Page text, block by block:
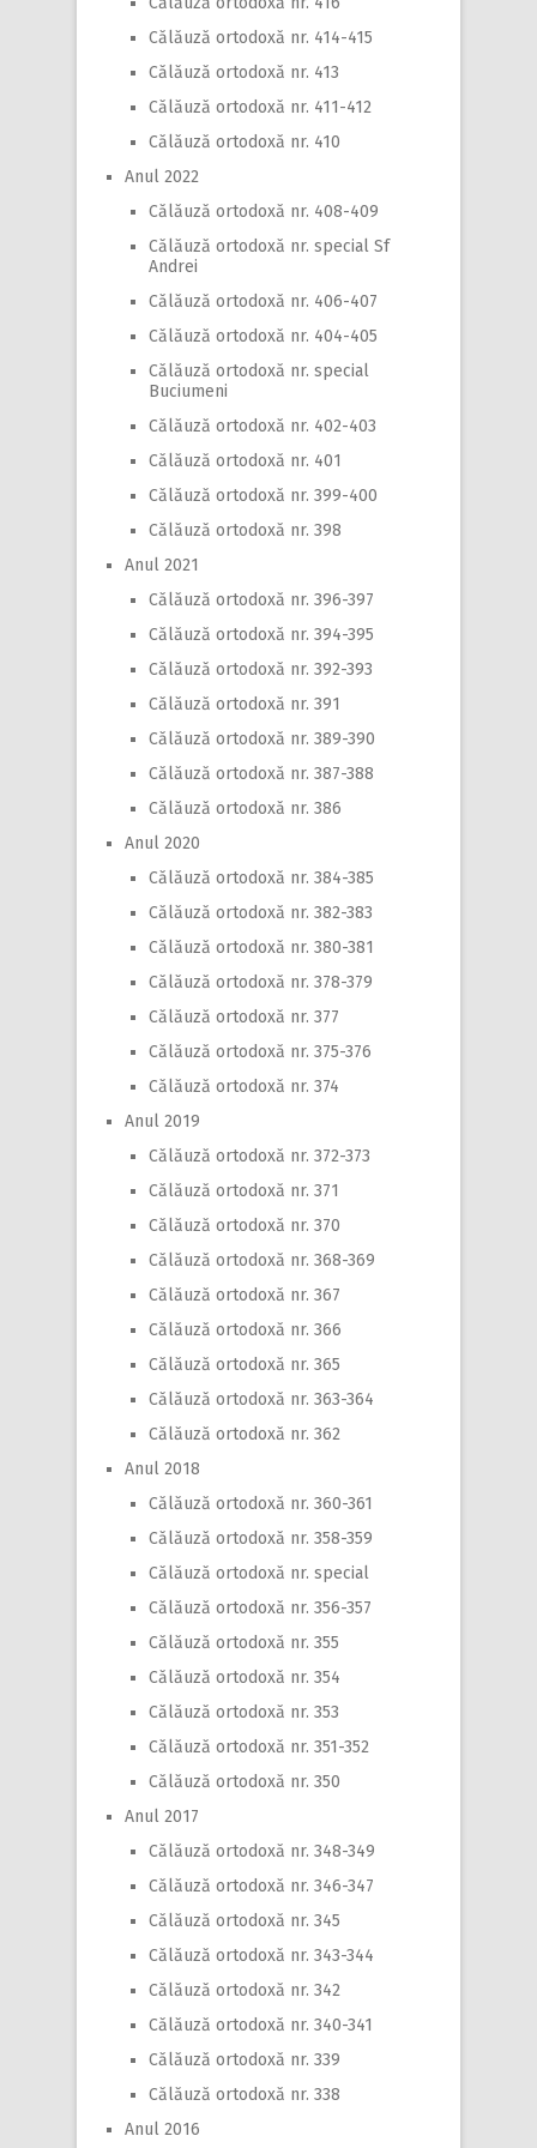
Călăuză ortodoxă nr. 414-415
Călăuză ortodoxă nr. 413
Călăuză ortodoxă nr. 411-412
Călăuză ortodoxă nr. 410
Anul 2022
Călăuză ortodoxă nr. 408-409
Călăuză ortodoxă nr. special Sf
Andrei
Călăuză ortodoxă nr. 406-407
Călăuză ortodoxă nr. 404-405
Călăuză ortodoxă nr. special
Buciumeni
Călăuză ortodoxă nr. 402-403
Călăuză ortodoxă nr. 401
Călăuză ortodoxă nr. 399-400
Călăuză ortodoxă nr. 398
Anul 2021
Călăuză ortodoxă nr. 396-397
Călăuză ortodoxă nr. 394-395
Călăuză ortodoxă nr. 392-393
Călăuză ortodoxă nr. 391
Călăuză ortodoxă nr. 389-390
Călăuză ortodoxă nr. 387-388
Călăuză ortodoxă nr. 386
Anul 2020
Călăuză ortodoxă nr. 384-385
Călăuză ortodoxă nr. 382-383
Călăuză ortodoxă nr. 380-381
Călăuză ortodoxă nr. 378-379
Călăuză ortodoxă nr. 377
Călăuză ortodoxă nr. 375-376
Călăuză ortodoxă nr. 374
Anul 2019
Călăuză ortodoxă nr. 372-373
Călăuză ortodoxă nr. 371
Călăuză ortodoxă nr. 370
Călăuză ortodoxă nr. 368-369
Călăuză ortodoxă nr. 367
Călăuză ortodoxă nr. 366
Călăuză ortodoxă nr. 365
Călăuză ortodoxă nr. 363-364
Călăuză ortodoxă nr. 362
Anul 2018
Călăuză ortodoxă nr. 360-361
Călăuză ortodoxă nr. 358-359
Călăuză ortodoxă nr. special
Călăuză ortodoxă nr. 356-357
Călăuză ortodoxă nr. 355
Călăuză ortodoxă nr. 354
Călăuză ortodoxă nr. 353
Călăuză ortodoxă nr. 351-352
Călăuză ortodoxă nr. 350
Anul 2017
Călăuză ortodoxă nr. 348-349
Călăuză ortodoxă nr. 346-347
Călăuză ortodoxă nr. 345
Călăuză ortodoxă nr. 343-344
Călăuză ortodoxă nr. 342
Călăuză ortodoxă nr. 340-341
Călăuză ortodoxă nr. 339
Călăuză ortodoxă nr. 338
Anul 2016